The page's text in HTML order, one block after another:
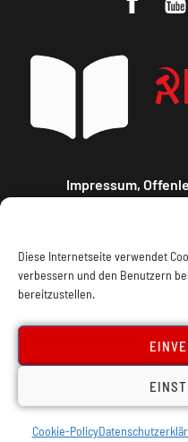
Diese Internetseite verwendet
verbessern und den Benutzern
bereitzustellen.
Cookie-Policy
Impressum,